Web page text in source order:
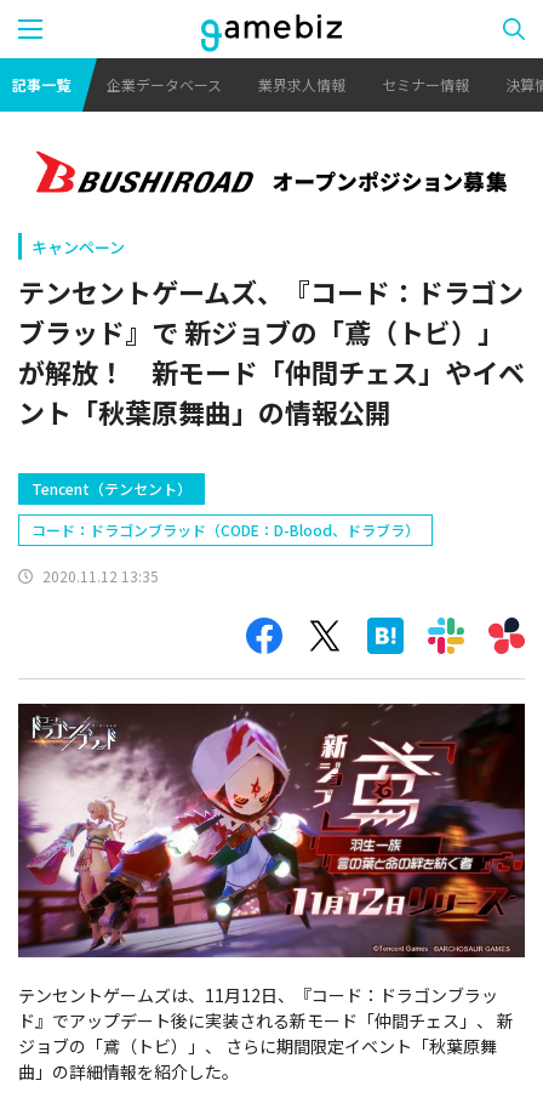
記事一覧 企業データベース 業界求人情報 セミナー情報 決算
キャンペーン
テンセントゲームズ、『コード：ドラゴン
ブラッド』で 新ジョブの「鳶（トビ）」
が解放！ 新モード「仲間チェス」やイベ
ント「秋葉原舞曲」の情報公開
Tencent（テンセント）
コード：ドラゴンブラッド（CODE：D-Blood、ドラブラ）
2020.11.12 13:35
テンセントゲームズは、11月12日、『コード：ドラゴンブラッ
ド』でアップデート後に実装される新モード「仲間チェス」、 新
ジョブの「鳶（トビ）」、 さらに期間限定イベント「秋葉原舞
曲」の詳細情報を紹介した。